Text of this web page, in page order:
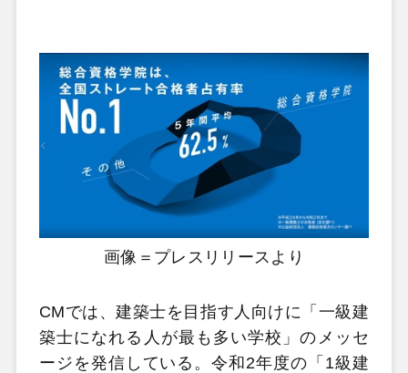
画像＝プレスリリースより
CMでは、建築士を目指す人向けに「一級建
築士になれる人が最も多い学校」のメッセ
ージを発信している。令和2年度の「1級建